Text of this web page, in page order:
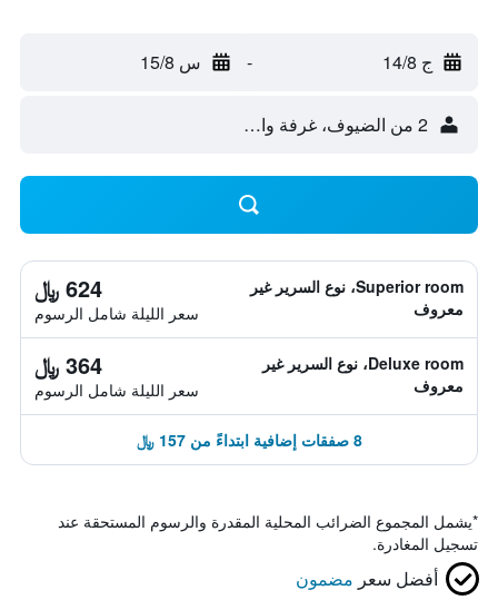
ج 14/8 - س 15/8
2 من الضيوف، غرفة واحدة
Superior room، نوع السرير غير
معروف
624 ﷼
سعر الليلة شامل الرسوم
Deluxe room، نوع السرير غير
معروف
364 ﷼
سعر الليلة شامل الرسوم
8 صفقات إضافية ابتداءً من 157 ﷼
*يشمل المجموع الضرائب المحلية المقدرة والرسوم المستحقة عند
تسجيل المغادرة.
أفضل سعر مضمون